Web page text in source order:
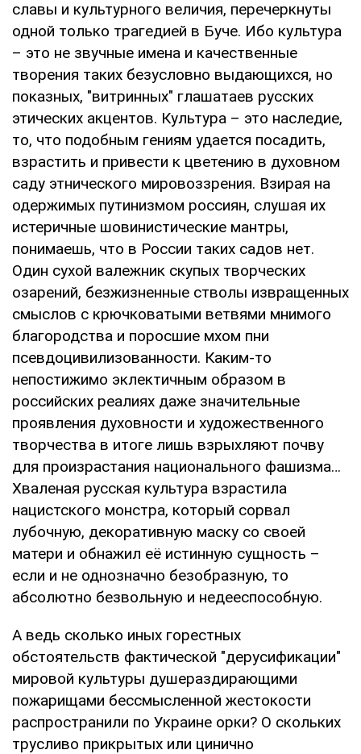
славы и культурного величия, перечеркнуты
одной только трагедией в Буче. Ибо культура
– это не звучные имена и качественные
творения таких безусловно выдающихся, но
показных, "витринных" глашатаев русских
этических акцентов. Культура – это наследие,
то, что подобным гениям удается посадить,
взрастить и привести к цветению в духовном
саду этнического мировоззрения. Взирая на
одержимых путинизмом россиян, слушая их
истеричные шовинистические мантры,
понимаешь, что в России таких садов нет.
Один сухой валежник скупых творческих
озарений, безжизненные стволы извращенных
смыслов с крючковатыми ветвями мнимого
благородства и поросшие мхом пни
псевдоцивилизованности. Каким-то
непостижимо эклектичным образом в
российских реалиях даже значительные
проявления духовности и художественного
творчества в итоге лишь взрыхляют почву
для произрастания национального фашизма…
Хваленая русская культура взрастила
нацистского монстра, который сорвал
лубочную, декоративную маску со своей
матери и обнажил её истинную сущность –
если и не однозначно безобразную, то
абсолютно безвольную и недееспособную.
А ведь сколько иных горестных
обстоятельств фактической "дерусификации"
мировой культуры душераздирающими
пожарищами бессмысленной жестокости
распространили по Украине орки? О скольких
трусливо прикрытых или цинично